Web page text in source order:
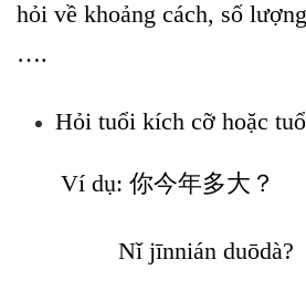
hỏi về khoảng cách, số
….
Hỏi tuổi kích cỡ hoặc
Ví dụ: 你今年多大？
Nǐ jīnnián duōdà?